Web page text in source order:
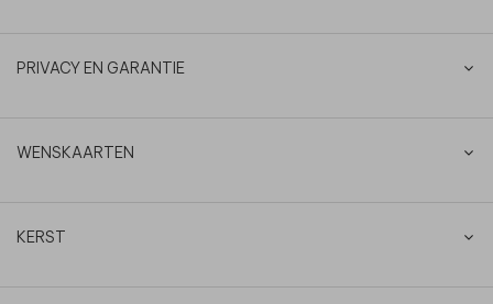
PRIVACY EN GARANTIE
WENSKAARTEN
KERST